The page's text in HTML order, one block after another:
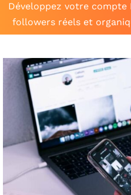
Développez votre compte
followers réels et